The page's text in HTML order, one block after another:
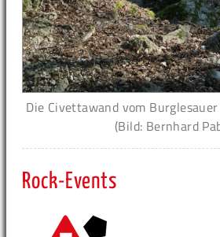
Die Civettawand vom
(Bild: Bernhard
Rock-Events